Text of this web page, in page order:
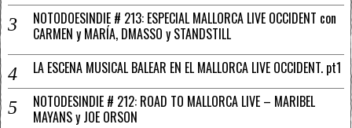
NOTODOESINDIE # 213: ESPECIAL MALLORCA LIVE OCCIDENT con
CARMEN y MARÍA, DMASSO y STANDSTILL
LA ESCENA MUSICAL BALEAR EN EL MALLORCA LIVE OCCIDENT. pt1
NOTODESINDIE # 212: ROAD TO MALLORCA LIVE – MARIBEL
MAYANS y JOE ORSON